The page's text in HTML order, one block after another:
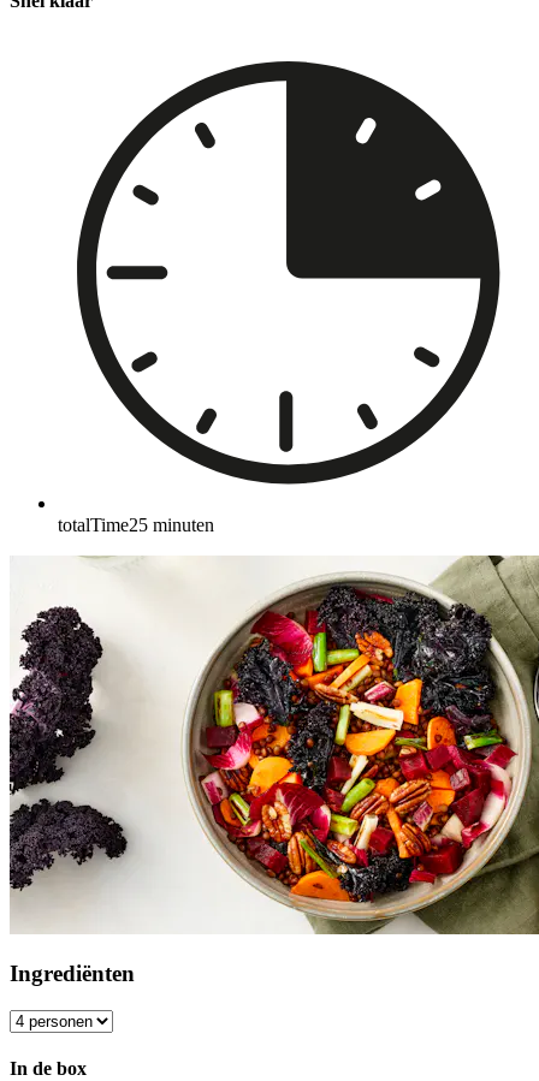
totalTime25 minuten
Ingrediënten
In de box